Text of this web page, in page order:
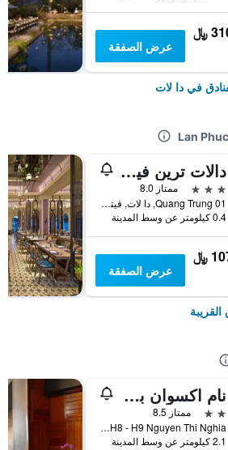
﷼
عرض الصفقة
في دا لات
دالات ترين فيليدج
3 نجوم
ممتاز 8.0
01 Quang Trung, دا لات, فيتنام
0.4 كيلومتر عن وسط المدينة
﷼
عرض الصفقة
نام اكسوان بريميوم هوتل
2 نجمتين
ممتاز 8.5
H8 - H9 Nguyen Thi Nghia, دا لات, فيتنام
2.1 كيلومتر عن وسط المدينة